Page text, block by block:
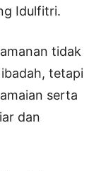
Idulfitri.
tidak
tetapi
serta
dan